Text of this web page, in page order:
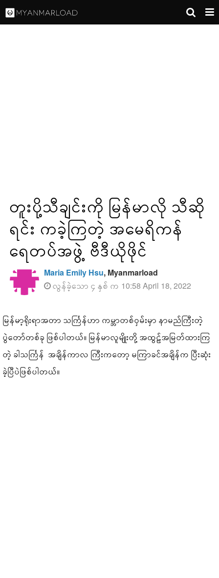
တူးပို့သီချင်းကို မြန်မာလို သီဆို
ရင်း ကခဲ့ကြတဲ့ အမေရိကန်
ရေတပ်အဖွဲ့ ဗီဒီယိုဖိုင်
Maria Emily Hsu, Myanmarload
လွန်ခဲ့သော ၄ နှစ် က 10:58 April 18, 2022
မြန်မာ့ရိုးရာအတာ သင်္ကြန်ဟာ ကမ္ဘာတစ်ဝှမ်းမှာ နာမည်ကြီးတဲ့
ပွဲတော်တစ်ခု ဖြစ်ပါတယ်။ မြန်မာလူမျိုးတို့ အထွဠ်အမြတ်ထားကြ
တဲ့ ခါသင်္ကြန် အချိန်ကာလ ကြီးကတော့ မကြာခင်အချိန်က ပြီးဆုံး
ခဲ့ပြီပဲဖြစ်ပါတယ်။